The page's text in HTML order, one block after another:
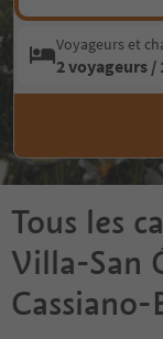
Voyageurs et
2 voyageurs /
Tous les
Villa-San
Cassiano-